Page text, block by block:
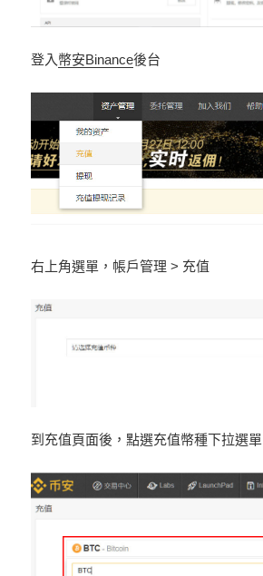
登入 幣安Binance後台
右上角選單，帳戶管理 > 充值
到充值頁面後，點選充值幣種下拉選單